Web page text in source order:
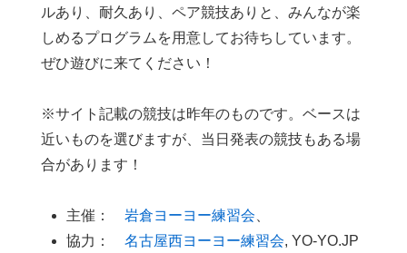
ルあり、耐久あり、ペア競技ありと、みんなが楽
しめるプログラムを用意してお待ちしています。
ぜひ遊びに来てください！
※サイト記載の競技は昨年のものです。ベースは
近いものを選びますが、当日発表の競技もある場
合があります！
主催： 岩倉ヨーヨー練習会
協力： 名古屋西ヨーヨー練習会, YO-YO.JP